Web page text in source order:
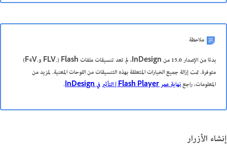
ملاحظة
بدءًا من الإصدار 15.0 من InDesign، لم تعد تنسيقات ملفات Flash‏ (.FLV و.F4V)
متوفرة. تمت إزالة جميع الخيارات المتعلقة بهذه التنسيقات من اللوحات المعنية. لمزيد من
المعلومات، راجعنهاية عمر Flash Player | التأثير في InDesign .
إنشاء الأزرار